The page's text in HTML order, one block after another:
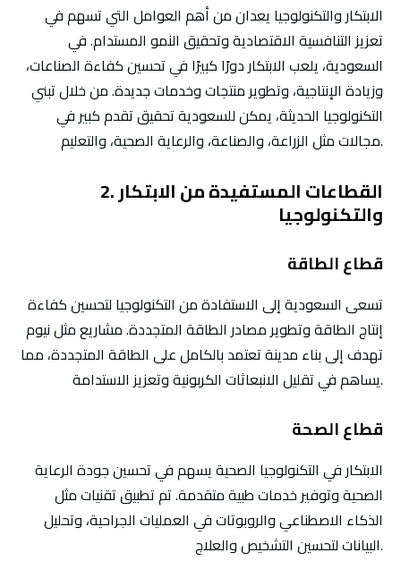
الابتكار والتكنولوجيا يعدان من أهم العوامل التي تسهم في
تعزيز التنافسية الاقتصادية وتحقيق النمو المستدام. في
السعودية، يلعب الابتكار دورًا كبيرًا في تحسين كفاءة الصناعات،
وزيادة الإنتاجية، وتطوير منتجات وخدمات جديدة. من خلال تبني
التكنولوجيا الحديثة، يمكن للسعودية تحقيق تقدم كبير في
مجالات مثل الزراعة، والصناعة، والرعاية الصحية، والتعليم.
2. القطاعات المستفيدة من الابتكار
والتكنولوجيا
قطاع الطاقة
تسعى السعودية إلى الاستفادة من التكنولوجيا لتحسين كفاءة
إنتاج الطاقة وتطوير مصادر الطاقة المتجددة. مشاريع مثل نيوم
تهدف إلى بناء مدينة تعتمد بالكامل على الطاقة المتجددة، مما
يساهم في تقليل الانبعاثات الكربونية وتعزيز الاستدامة.
قطاع الصحة
الابتكار في التكنولوجيا الصحية يسهم في تحسين جودة الرعاية
الصحية وتوفير خدمات طبية متقدمة. تم تطبيق تقنيات مثل
الذكاء الاصطناعي والروبوتات في العمليات الجراحية، وتحليل
البيانات لتحسين التشخيص والعلاج.